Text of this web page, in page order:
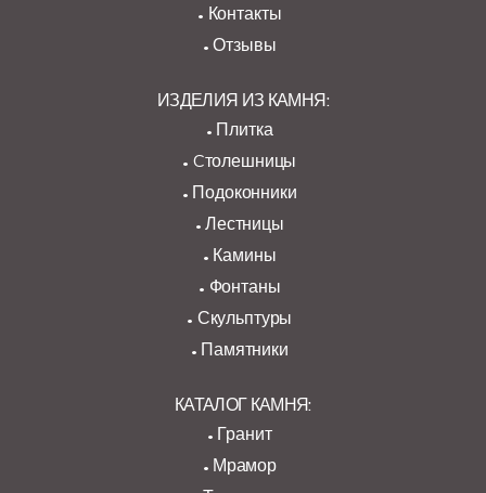
Контакты
Отзывы
ИЗДЕЛИЯ ИЗ КАМНЯ:
Плитка
Cтолешницы
Подоконники
Лестницы
Камины
Фонтаны
Скульптуры
Памятники
КАТАЛОГ КАМНЯ:
Гранит
Мрамор